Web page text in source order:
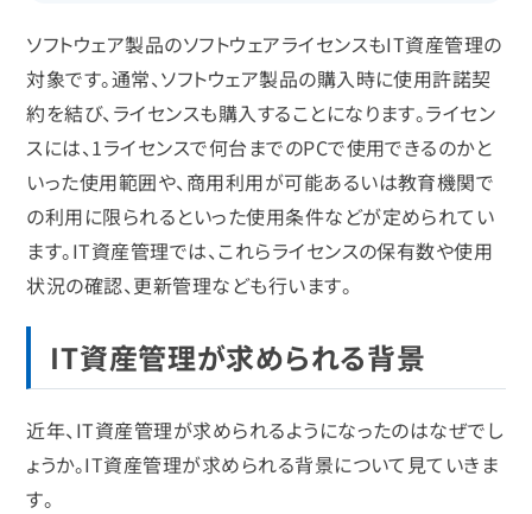
ソフトウェア製品のソフトウェアライセンスもIT資産管理の
対象です。通常、ソフトウェア製品の購入時に使用許諾契
約を結び、ライセンスも購入することになります。ライセン
スには、1ライセンスで何台までのPCで使用できるのかと
いった使用範囲や、商用利用が可能あるいは教育機関で
の利用に限られるといった使用条件などが定められてい
ます。IT資産管理では、これらライセンスの保有数や使用
状況の確認、更新管理なども行います。
IT資産管理が求められる背景
近年、IT資産管理が求められるようになったのはなぜでし
ょうか。IT資産管理が求められる背景について見ていきま
す。